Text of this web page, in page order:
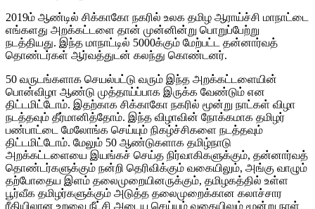
2019ம் ஆண்டில் சிக்காகோ நகரில் உலக தமிழ ஆராய்ச்சி மாநாட்டை
எங்களது அறக்கட்டளை தான் முன்னின்று பொறுப்பேற்று
நடத்தியது. இந்த மாநாட்டில் 5000க்கும் மேற்பட்ட தன்னார்வத்
தொண்டர்கள் ஆர்வத்துடன் கலந்து கொண்டனர்.
50 வருடங்களாக செயல்பட்டு வரும் இந்த அறக்கட்டளையின்
பொன்விழா ஆண்டு முத்தாய்ப்பாக இருக்க வேண்டும் என
திட்டமிட்டோம். இதற்காக சிக்காகோ நகரில் மூன்று நாட்கள் விழா
நடத்தவும் தீர்மானித்தோம். இந்த விழாவின் நோக்கமாக தமிழர்
பண்பாட்டை மேலோங்க செய்யும் நிகழ்ச்சிகளை நடத்தவும்
திட்டமிட்டோம். மேலும் 50 ஆண்டுகளாக தமிழ்நாடு
அறக்கட்டளையை இயங்கச் செய்த நிர்வாகிகளுக்கும், தன்னார்வத்
தொண்டர்களுக்கும் நன்றி தெரிவிக்கும் வகையிலும், அங்கு வாழும்
தற்போதைய இளம் தலைமுறையினருக்கும், தமிழகத்தில் உள்ள
பூர்வீக தமிழர்களுக்கும் அடுத்த தலைமுறைக்கான கலாச்சார
ரீதியிலான உறவை நீட்சி அடைய செய்யும் வகையிலும் மூன்று நாள்